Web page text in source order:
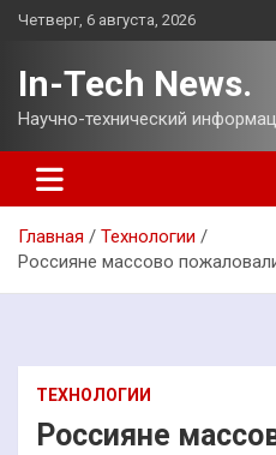
Перейти
Четверг, 6 августа, 2026
In-Tech News.
Научно-технический
Главная
Технологии
Россияне массово
ТЕХНОЛОГИИ
Россияне